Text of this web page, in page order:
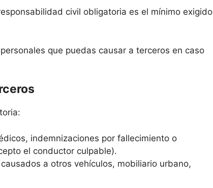
civil obligatoria es el mínimo exigido
que puedas causar a terceros en caso
indemnizaciones por fallecimiento o
el conductor culpable).
a otros vehículos, mobiliario urbano,